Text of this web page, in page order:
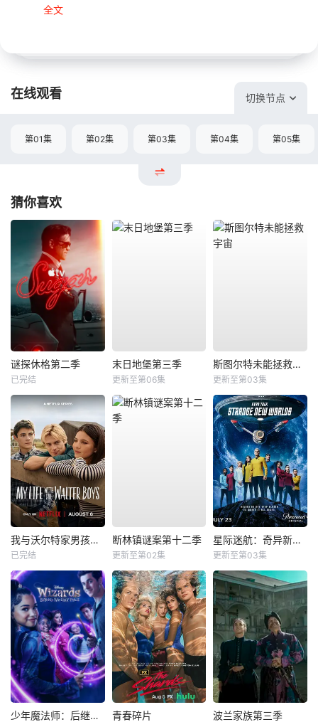
全文
在线观看 切换节点
第01集 第02集 第03集 第04集 第05集
猜你喜欢
谜探休格第二季
已完结
末日地堡第三季
更新至第06集
斯图尔特未能拯救宇宙
更新至第03集
我与沃尔特家男孩的生活第三季
已完结
断林镇谜案第十二季
更新至第02集
星际迷航：奇异新世界第四季
更新至第03集
少年魔法师：后继者第三季 青春碎片 波兰家族第三季